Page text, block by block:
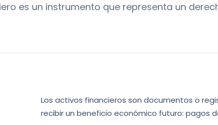
es un instrumento que representa un
Los activos financieros son documentos o
recibir un beneficio económico futuro: pagos